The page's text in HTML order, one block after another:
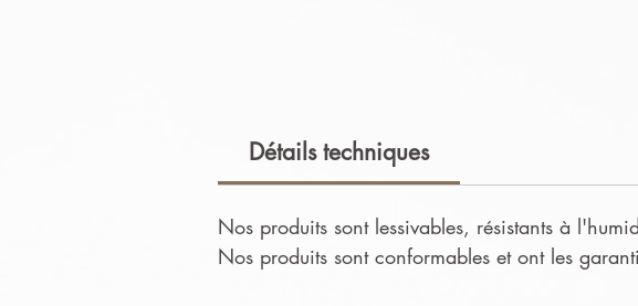
Détails techniques
Nos produits sont lessivables, résistants à
Nos produits sont conformables et ont les